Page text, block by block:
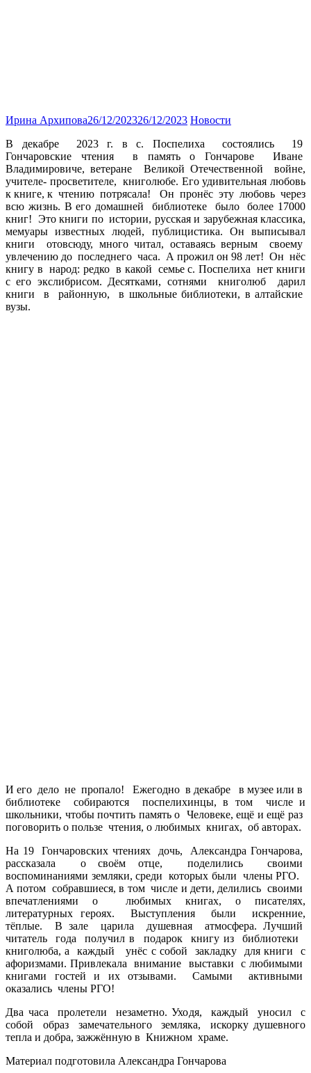
Ирина Архипова26/12/202326/12/2023 Новости
В декабре 2023 г. в с. Поспелиха состоялись 19
Гончаровские чтения в память о Гончарове Иване
Владимировиче, ветеране Великой Отечественной войне,
учителе- просветителе, книголюбе. Его удивительная любовь
к книге, к чтению потрясала! Он пронёс эту любовь через
всю жизнь. В его домашней библиотеке было более 17000
книг! Это книги по истории, русская и зарубежная классика,
мемуары известных людей, публицистика. Он выписывал
книги отовсюду, много читал, оставаясь верным своему
увлечению до последнего часа. А прожил он 98 лет! Он нёс
книгу в народ: редко в какой семье с. Поспелиха нет книги
с его экслибрисом. Десятками, сотнями книголюб дарил
книги в районную, в школьные библиотеки, в алтайские
вузы.
И его дело не пропало! Ежегодно в декабре в музее или в
библиотеке собираются поспелихинцы, в том числе и
школьники, чтобы почтить память о Человеке, ещё и ещё раз
поговорить о пользе чтения, о любимых книгах, об авторах.
На 19 Гончаровских чтениях дочь, Александра Гончарова,
рассказала о своём отце, поделились своими
воспоминаниями земляки, среди которых были члены РГО.
А потом собравшиеся, в том числе и дети, делились своими
впечатлениями о любимых книгах, о писателях,
литературных героях. Выступления были искренние,
тёплые. В зале царила душевная атмосфера. Лучший
читатель года получил в подарок книгу из библиотеки
книголюба, а каждый унёс с собой закладку для книги с
афоризмами. Привлекала внимание выставки с любимыми
книгами гостей и их отзывами. Самыми активными
оказались члены РГО!
Два часа пролетели незаметно. Уходя, каждый уносил с
собой образ замечательного земляка, искорку душевного
тепла и добра, зажжённую в Книжном храме.
Материал подготовила Александра Гончарова